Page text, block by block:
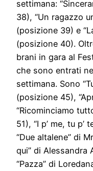
settimana:
38), “Un ragazzo
(posizione 39) e
(posizione 40).
brani in gara al
che sono entrati
settimana. Sono
(posizione 45),
“Ricominciamo
51), “I p’ me, tu
“Due altalene” di
qui” di Alessandra
“Pazza” di